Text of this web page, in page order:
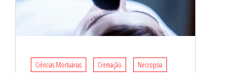
Ciências Mortuárias Cremação Necropsia